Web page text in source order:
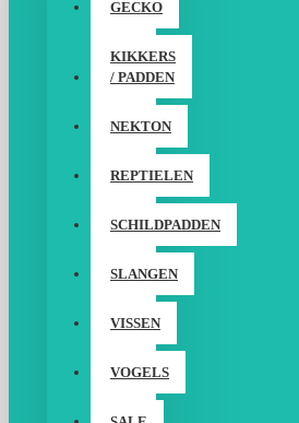
GECKO
KIKKERS
/ PADDEN
NEKTON
REPTIELEN
SCHILDPADDEN
SLANGEN
VISSEN
VOGELS